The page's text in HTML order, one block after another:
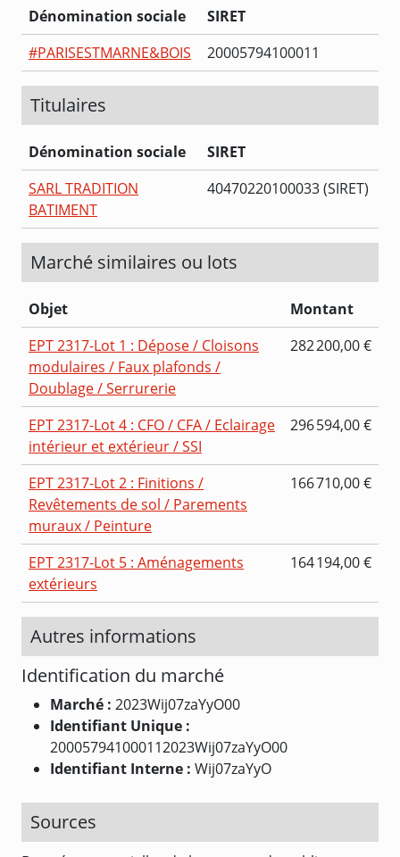
Dénomination sociale
SIRET
#PARISESTMARNE&BOIS
20005794100011
Titulaires
Dénomination sociale
SIRET
SARL TRADITION
BATIMENT
40470220100033 (SIRET)
Marché similaires ou lots
Objet
Montant
EPT 2317-Lot 1 : Dépose / Cloisons
modulaires / Faux plafonds /
Doublage / Serrurerie
282 200,00 €
EPT 2317-Lot 4 : CFO / CFA / Eclairage
intérieur et extérieur / SSI
296 594,00 €
EPT 2317-Lot 2 : Finitions /
Revêtements de sol / Parements
muraux / Peinture
166 710,00 €
EPT 2317-Lot 5 : Aménagements
extérieurs
164 194,00 €
Autres informations
Identification du marché
Marché : 2023Wij07zaYyO00
Identifiant Unique :
200057941000112023Wij07zaYyO00
Identifiant Interne : Wij07zaYyO
Sources